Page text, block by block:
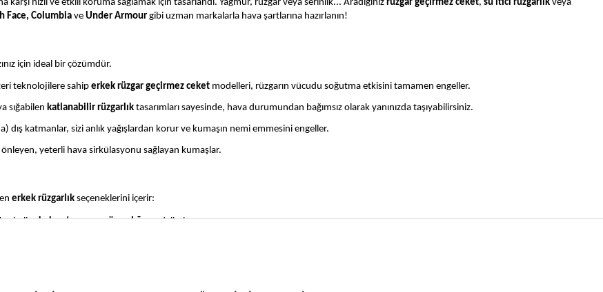
hızlı ve etkili koruma sağlamak için tasarlandı. Yağmur, rüzgar veya serinlik... Aradığınız rüzgar geçirmez ceket, su itici rüzgarlık veya
Face, Columbiave Under Armour gibi uzman markalarla hava şartlarına hazırlanın!
için ideal bir çözümdür.
teknolojilere sahip erkek rüzgar geçirmez ceket modelleri, rüzgarın vücudu soğutma etkisini tamamen engeller.
sığabilen katlanabilir rüzgarlık tasarımları sayesinde, hava durumundan bağımsız olarak yanınızda taşıyabilirsiniz.
dış katmanlar, sizi anlık yağışlardan korur ve kumaşın nemi emmesini engeller.
önleyen, yeterli hava sirkülasyonu sağlayan kumaşlar.
erkek rüzgarlık seçeneklerini içerir:
erkek antrenman rüzgarlığımodelleri.